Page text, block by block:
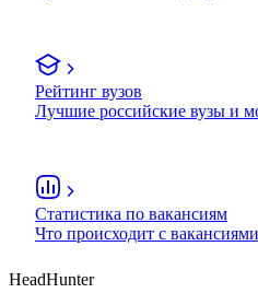
Рейтинг вузов
Лучшие российские вузы и
Статистика по вакансиям
Что происходит с
HeadHunter